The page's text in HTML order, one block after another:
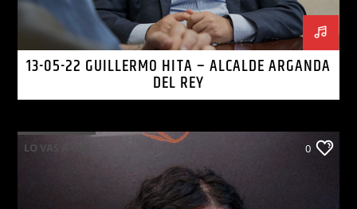
13-05-22 GUILLERMO HITA – ALCALDE ARGANDA
DEL REY
LO VAS A OIR 0